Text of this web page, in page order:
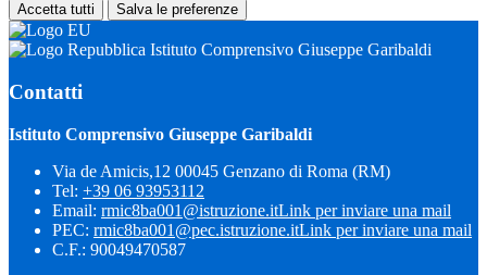
Accetta tutti Salva le preferenze
Istituto Comprensivo Giuseppe Garibaldi
Contatti
Istituto Comprensivo Giuseppe Garibaldi
Via de Amicis,12 00045 Genzano di Roma (RM)
Tel: +39 06 93953112
Email: rmic8ba001@istruzione.itLink per inviare una mail
PEC: rmic8ba001@pec.istruzione.itLink per inviare una mail
C.F.: 90049470587